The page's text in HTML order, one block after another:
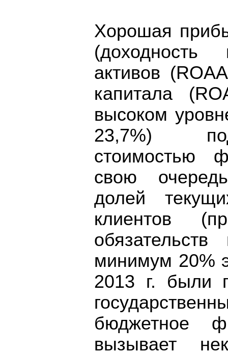
Хорошая
активов
капитала
высоком
23,7%)
стоимостью
свою
долей
клиентов
минимум 20%
2013 г. были
бюджетное
вызывает